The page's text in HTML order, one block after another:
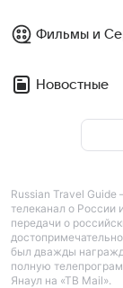
Фильмы и
Новостные
Russian Travel
телеканал о России
передачи о
был дважды
полную
Янаул на «ТВ Mail».